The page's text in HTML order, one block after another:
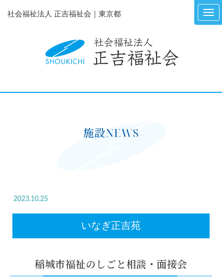
社会福祉法人 正吉福祉会｜東京都
施設NEWS
2023.10.25
いなぎ正吉苑
稲城市福祉のしごと相談・面接会